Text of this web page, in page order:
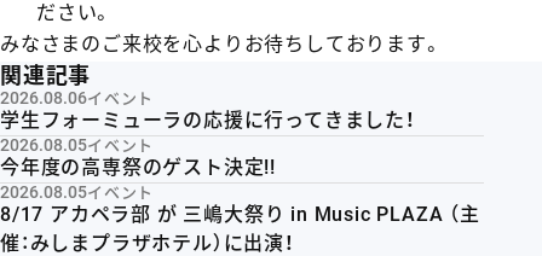
ださい。
みなさまのご来校を心よりお待ちしております。
関連記事
2026.08.06イベント
学生フォーミューラの応援に行ってきました！
2026.08.05イベント
今年度の高専祭のゲスト決定!!
2026.08.05イベント
8/17 アカペラ部 が 三嶋大祭り in Music PLAZA （主
催：みしまプラザホテル）に出演！